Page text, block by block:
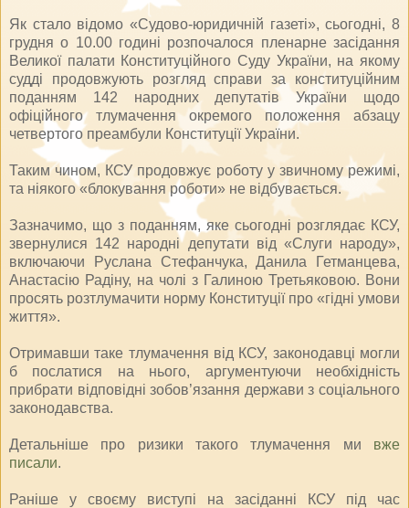
Як стало відомо «Судово-юридичній газеті», сьогодні, 8
грудня о 10.00 годині розпочалося пленарне засідання
Великої палати Конституційного Суду України, на якому
судді продовжують розгляд справи за конституційним
поданням 142 народних депутатів України щодо
офіційного тлумачення окремого положення абзацу
четвертого преамбули Конституції України.
Таким чином, КСУ продовжує роботу у звичному режимі,
та ніякого «блокування роботи» не відбувається.
Зазначимо, що з поданням, яке сьогодні розглядає КСУ,
звернулися 142 народні депутати від «Слуги народу»,
включаючи Руслана Стефанчука, Данила Гетманцева,
Анастасію Радіну, на чолі з Галиною Третьяковою. Вони
просять розтлумачити норму Конституції про «гідні умови
життя».
Отримавши таке тлумачення від КСУ, законодавці могли
б послатися на нього, аргументуючи необхідність
прибрати відповідні зобов’язання держави з соціального
законодавства.
Детальніше про ризики такого тлумачення ми вже
писали.
Раніше у своєму виступі на засіданні КСУ під час